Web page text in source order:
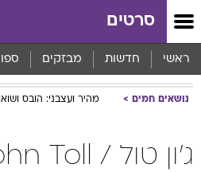
סרטים
ראשי חדשות מבזקים
נושאים חמים מהיר ועצבני: הובס ושואו
ג'ון טול / John Toll